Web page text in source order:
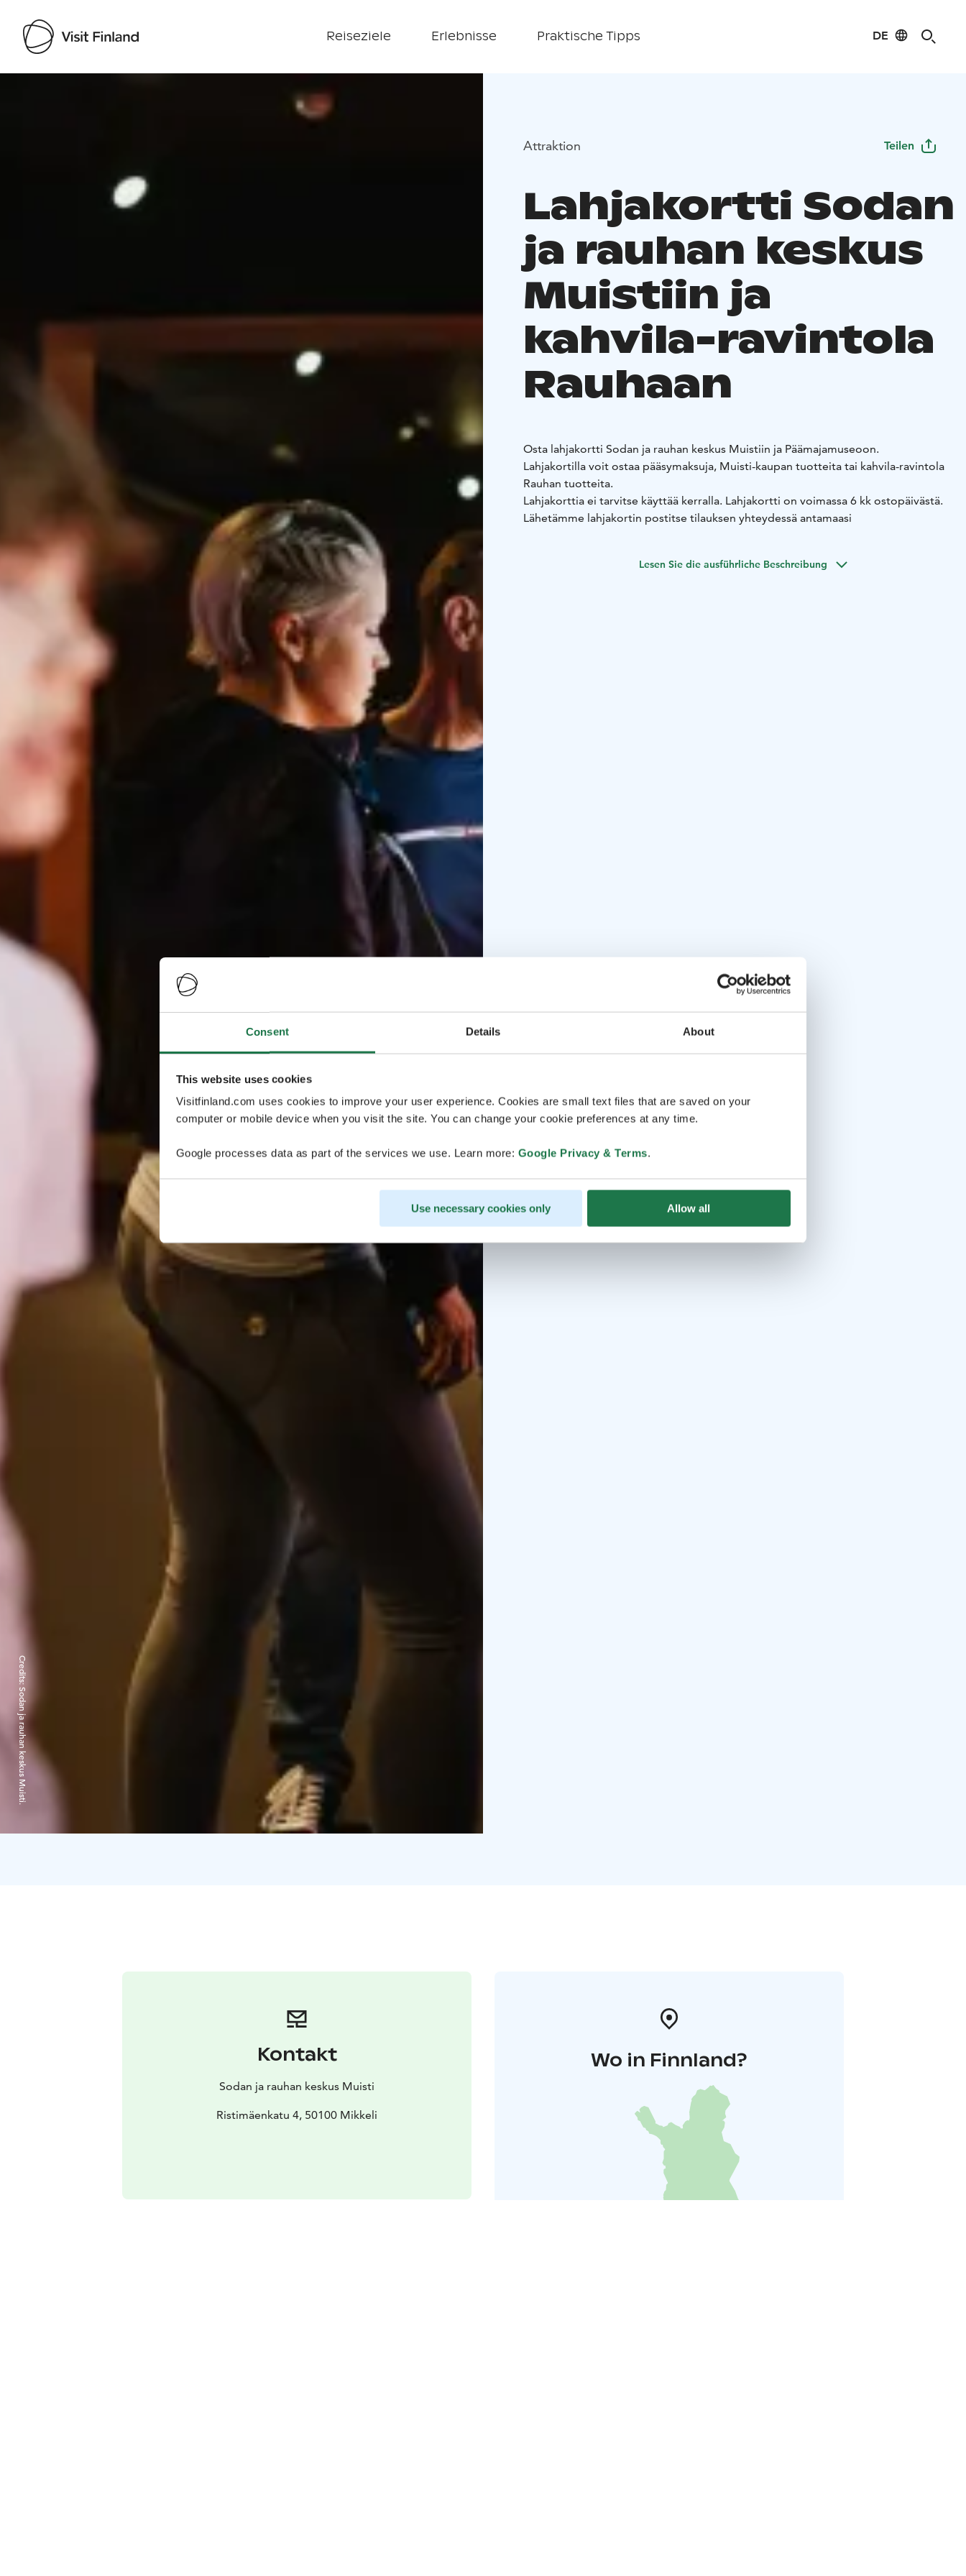
Consent Details About
This website uses cookies
Visitfinland.com uses cookies to improve your user experience. Cookies are small text files that are saved on your
computer or mobile device when you visit the site. You can change your cookie preferences at any time.
Google processes data as part of the services we use. Learn more: Google Privacy & Terms.
Use necessary cookies only Allow all
Reiseziele Erlebnisse Praktische Tipps DE
Visit Finland
Credits:
Sodan ja rauhan keskus Muisti.
Attraktion Teilen
Lahjakortti Sodan
ja rauhan keskus
Muistiin ja
kahvila-ravintola
Rauhaan
Osta lahjakortti Sodan ja rauhan keskus Muistiin ja Päämajamuseoon.
Lahjakortilla voit ostaa pääsymaksuja, Muisti-kaupan tuotteita tai kahvila-ravintola
Rauhan tuotteita.
Lahjakorttia ei tarvitse käyttää kerralla. Lahjakortti on voimassa 6 kk ostopäivästä.
Lähetämme lahjakortin postitse tilauksen yhteydessä antamaasi
Lesen Sie die ausführliche Beschreibung
Kontakt
Sodan ja rauhan keskus Muisti
Ristimäenkatu 4, 50100 Mikkeli
Wo in Finnland?